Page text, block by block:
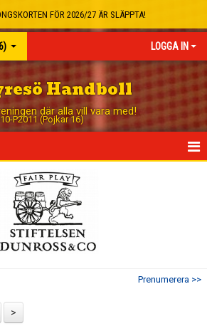
FÖR 2026/27 ÄR SLÄPPTA!
LOGGA IN
Handboll
där alla vill vara med!
P2011 (Pojkar 16)
Prenumerera >>